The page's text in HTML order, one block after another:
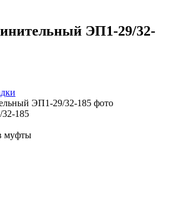
ЭП1-29/32-
185
муфты